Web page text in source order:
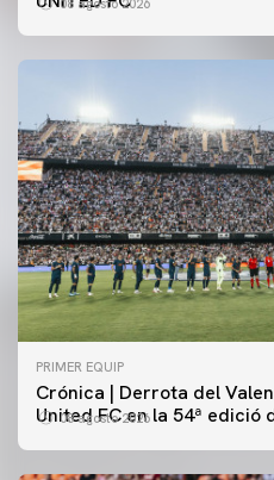
08 agosto 2026
PRIMER EQUIP
Crónica | Derrota del
United FC en la 54ª
08 agosto 2026